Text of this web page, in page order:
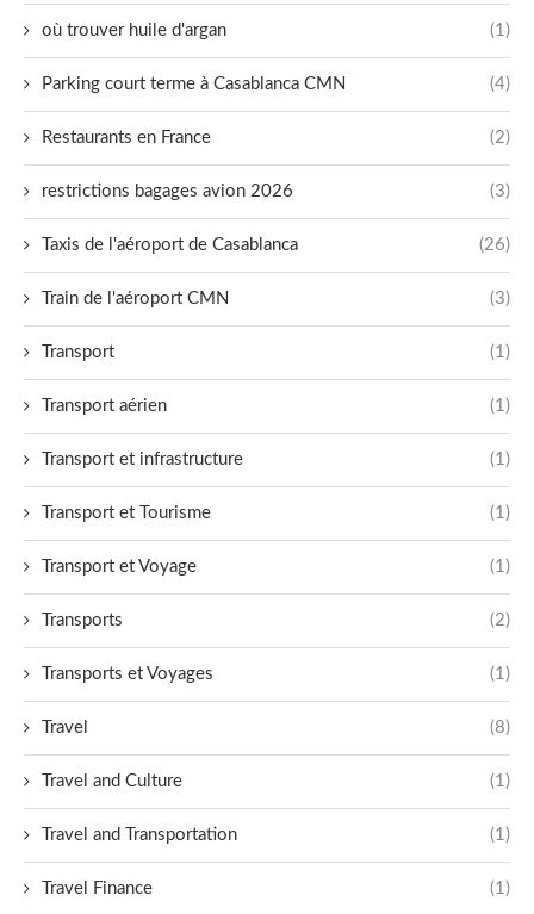
où trouver huile d'argan (1)
Parking court terme à Casablanca CMN (4)
Restaurants en France (2)
restrictions bagages avion 2026 (3)
Taxis de l'aéroport de Casablanca (26)
Train de l'aéroport CMN (3)
Transport (1)
Transport aérien (1)
Transport et infrastructure (1)
Transport et Tourisme (1)
Transport et Voyage (1)
Transports (2)
Transports et Voyages (1)
Travel (8)
Travel and Culture (1)
Travel and Transportation (1)
Travel Finance (1)